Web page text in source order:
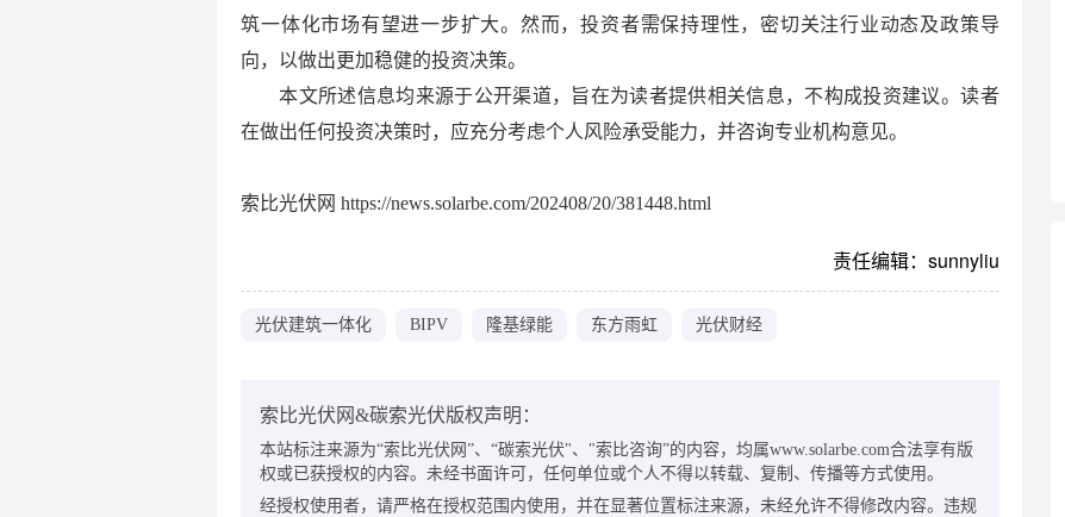
筑一体化市场有望进一步扩大。然而，投资者需保持理性，密切关注行业动态及政策导
向，以做出更加稳健的投资决策。
本文所述信息均来源于公开渠道，旨在为读者提供相关信息，不构成投资建议。读者
在做出任何投资决策时，应充分考虑个人风险承受能力，并咨询专业机构意见。
索比光伏网 https://news.solarbe.com/202408/20/381448.html
责任编辑：sunnyliu
光伏建筑一体化 BIPV 隆基绿能 东方雨虹 光伏财经
索比光伏网&碳索光伏版权声明：
本站标注来源为“索比光伏网”、“碳索光伏"、"索比咨询”的内容，均属www.solarbe.com合法享有版
权或已获授权的内容。未经书面许可，任何单位或个人不得以转载、复制、传播等方式使用。
经授权使用者，请严格在授权范围内使用，并在显著位置标注来源，未经允许不得修改内容。违规